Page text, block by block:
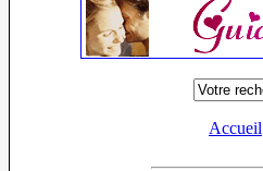
Accueil